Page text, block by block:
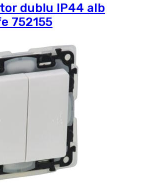
dublu IP44 alb
752155